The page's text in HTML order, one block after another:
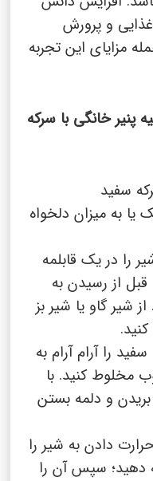
و پرورش
مزایای این تجربه
به میزان دلخواه
را در یک قابلمه
قبل از رسیدن به
شیر گاو یا شیر بز
.
را آرام آرام به
مخلوط کنید. با
و دلمه بستن
دادن به شیر را
دهید؛ سپس آن را